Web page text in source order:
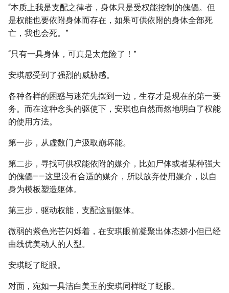
“本质上我是支配之律者，身体只是受权能控制的傀儡。但
是权能也要依附身体而存在，如果可供依附的身体全部死
亡，我也会死。”
“只有一具身体，可真是太危险了！”
安琪感受到了强烈的威胁感。
各种各样的困惑与迷茫先摆到一边，生存才是现在的第一要
务。而在这种念头的驱使下，安琪也自然而然地明白了权能
的使用方法。
第一步，从虚数门户汲取崩坏能。
第二步，寻找可供权能依附的媒介，比如尸体或者某种强大
的傀儡——这里没有合适的媒介，所以放弃使用媒介，以自
身为模板塑造躯体。
第三步，驱动权能，支配这副躯体。
微弱的紫色光芒闪烁着，在安琪眼前凝聚出体态娇小但已经
曲线优美动人的人型。
安琪眨了眨眼。
对面，宛如一具洁白美玉的安琪同样眨了眨眼。